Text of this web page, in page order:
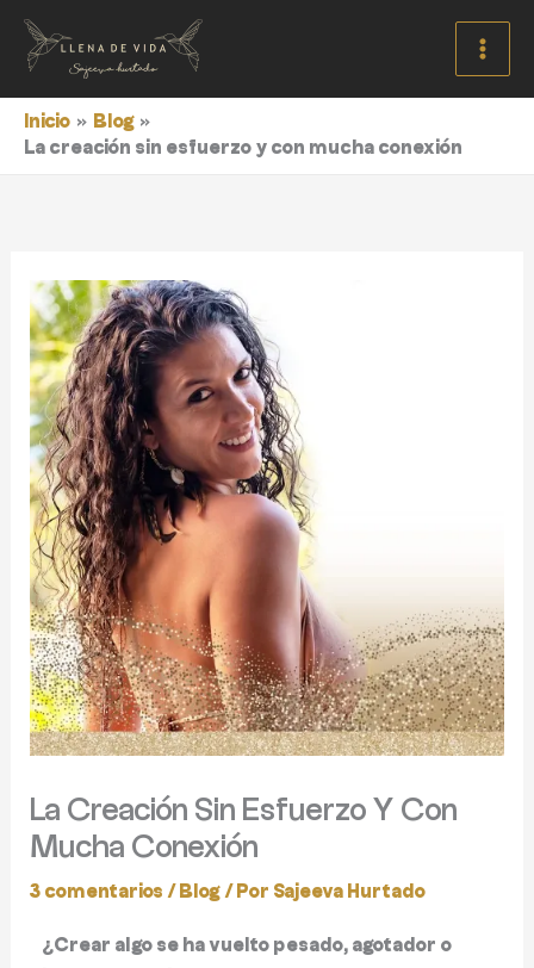
contenido
Inicio
Blog
La creación sin esfuerzo y con mucha conexión
La Creación Sin Esfuerzo Y Con
Mucha Conexión
3 comentarios / Blog/ Por Sajeeva Hurtado
¿Crear algo se ha vuelto pesado, agotador o